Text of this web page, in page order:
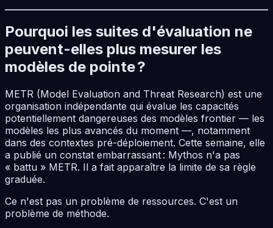
Pourquoi les suites d'évaluation ne
peuvent-elles plus mesurer les
modèles de pointe ?
METR (Model Evaluation and Threat Research) est une
organisation indépendante qui évalue les capacités
potentiellement dangereuses des modèles frontier — les
modèles les plus avancés du moment —, notamment
dans des contextes pré-déploiement. Cette semaine, elle
a publié un constat embarrassant : Mythos n'a pas
« battu » METR. Il a fait apparaître la limite de sa règle
graduée.
Ce n'est pas un problème de ressources. C'est un
problème de méthode.